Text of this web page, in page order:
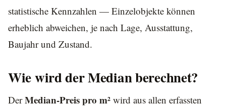
statistische Kennzahlen — Einzelobjekte können
erheblich abweichen, je nach Lage, Ausstattung,
Baujahr und Zustand.
Wie wird der Median berechnet?
DerMedian-Preis pro m² wird aus allen erfassten